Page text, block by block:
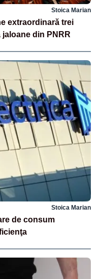
Stoica Marian
extraordinară trei
din PNRR
Stoica Marian
de consum